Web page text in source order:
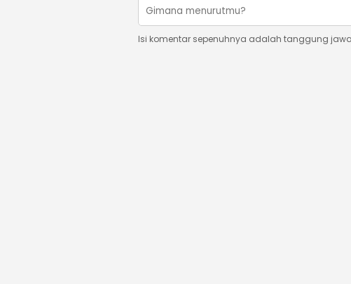
Isi komentar sepenuhnya adalah tanggung